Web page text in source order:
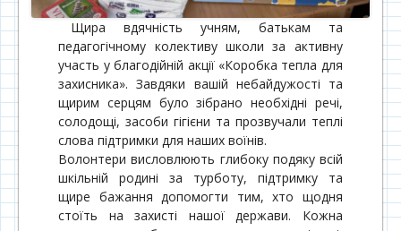
Щира вдячність учням, батькам та
педагогічному колективу школи за активну
участь у благодійній акції «Коробка тепла для
захисника». Завдяки вашій небайдужості та
щирим серцям було зібрано необхідні речі,
солодощі, засоби гігієни та прозвучали теплі
слова підтримки для наших воїнів.
Волонтери висловлюють глибоку подяку всій
шкільній родині за турботу, підтримку та
щире бажання допомогти тим, хто щодня
стоїть на захисті нашої держави. Кожна